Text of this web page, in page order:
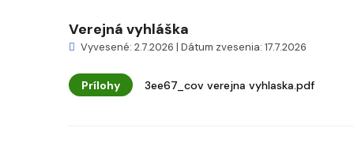
Verejná vyhláška
Vyvesené: 2.7.2026 | Dátum zvesenia: 17.7.2026
Prílohy 3ee67_cov verejna vyhlaska.pdf